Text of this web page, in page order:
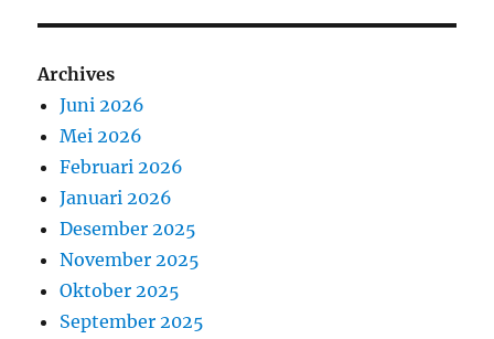
Archives
Juni 2026
Mei 2026
Februari 2026
Januari 2026
Desember 2025
November 2025
Oktober 2025
September 2025